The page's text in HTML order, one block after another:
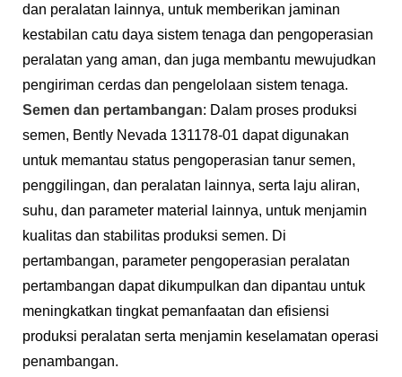
dan peralatan lainnya, untuk memberikan jaminan
kestabilan catu daya sistem tenaga dan pengoperasian
peralatan yang aman, dan juga membantu mewujudkan
pengiriman cerdas dan pengelolaan sistem tenaga.
Semen dan pertambangan: Dalam proses produksi
semen, Bently Nevada 131178-01 dapat digunakan
untuk memantau status pengoperasian tanur semen,
penggilingan, dan peralatan lainnya, serta laju aliran,
suhu, dan parameter material lainnya, untuk menjamin
kualitas dan stabilitas produksi semen. Di
pertambangan, parameter pengoperasian peralatan
pertambangan dapat dikumpulkan dan dipantau untuk
meningkatkan tingkat pemanfaatan dan efisiensi
produksi peralatan serta menjamin keselamatan operasi
penambangan.